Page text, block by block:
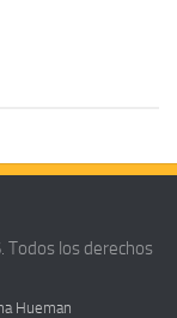
Todos los derechos
Hueman